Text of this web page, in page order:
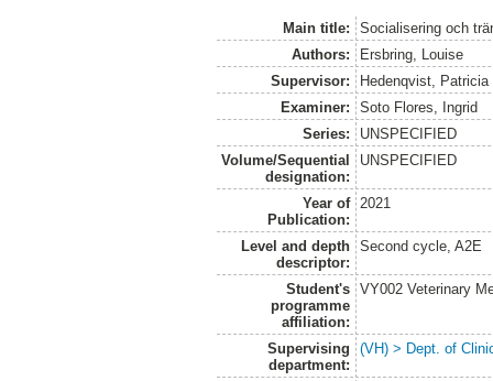
Main title:
Socialisering och
Authors:
Ersbring, Louise
Supervisor:
Hedenqvist, Patricia
Examiner:
Soto Flores, Ingrid
Series:
UNSPECIFIED
Volume/Sequential
designation:
UNSPECIFIED
Year of
Publication:
2021
Level and depth
descriptor:
Second cycle, A2E
Student's
programme
affiliation:
VY002 Veterinary
Supervising
department:
(VH) > Dept. of